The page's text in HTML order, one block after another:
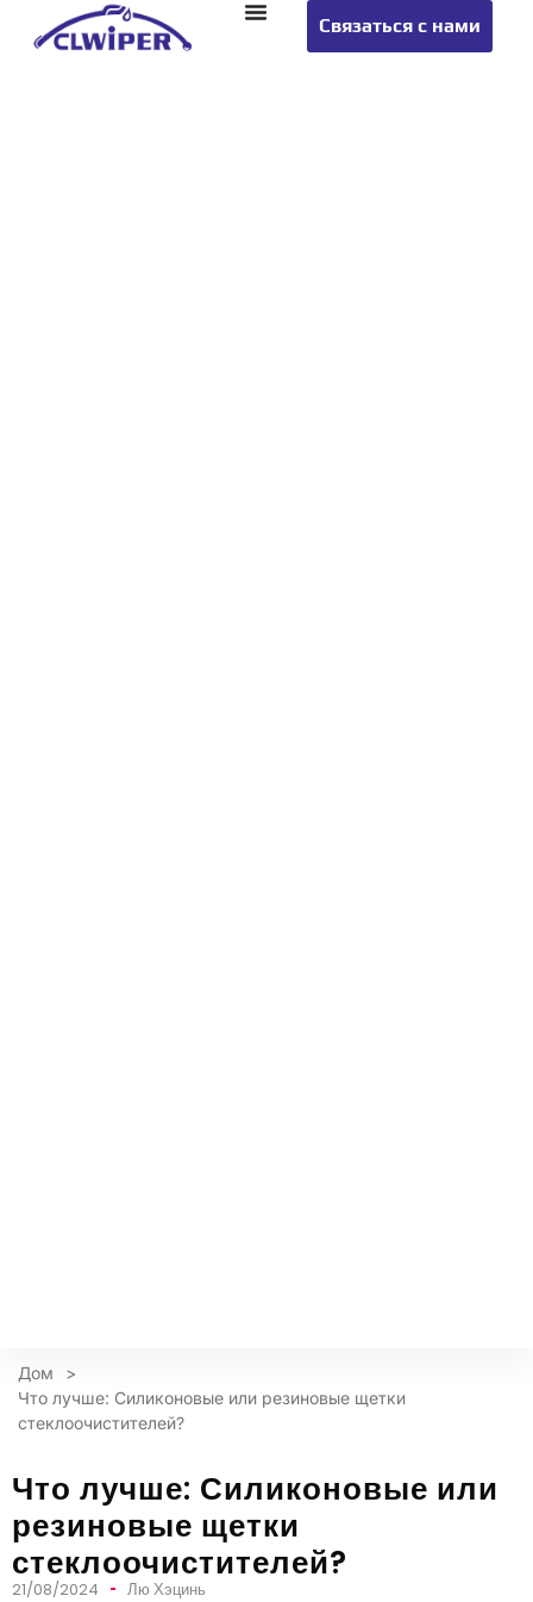
Связаться с нами
Дом
>
Что лучше: Силиконовые или резиновые щетки
стеклоочистителей?
Что лучше: Силиконовые или
резиновые щетки
стеклоочистителей?
21/08/2024 Лю Хэцинь